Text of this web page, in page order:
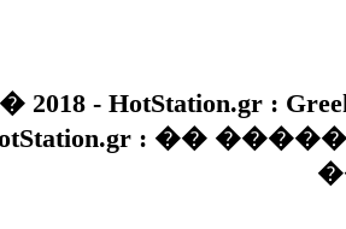
� 2018 - HotStation.gr :
HotStation.gr : ��